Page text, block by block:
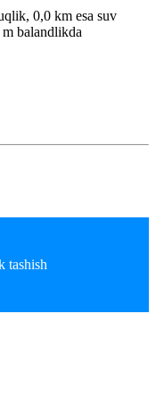
0,0 km esa suv
balandlikda
tashish